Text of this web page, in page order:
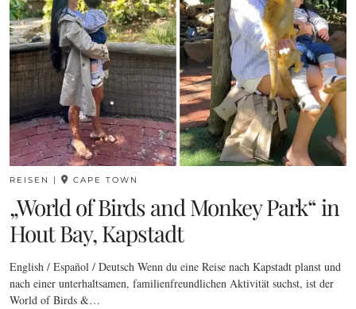
REISEN | CAPE TOWN
„World of Birds and Monkey Park“ in
Hout Bay, Kapstadt
English / Español / Deutsch Wenn du eine Reise nach Kapstadt planst und
nach einer unterhaltsamen, familienfreundlichen Aktivität suchst, ist der
World of Birds &…